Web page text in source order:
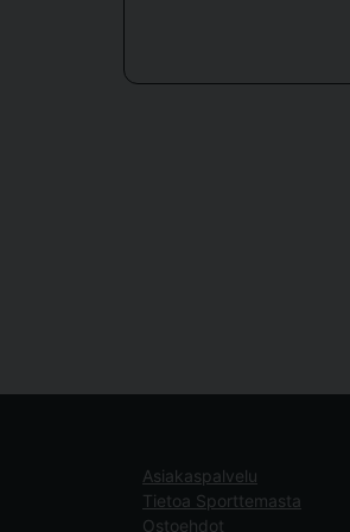
Asiakaspalvelu
Tietoa Sporttemasta
Ostoehdot